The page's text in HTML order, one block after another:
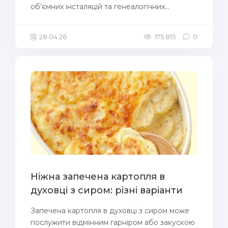
об’ємних інсталяцій та генеалогічних...
28.04.26 175 815 0
Ніжна запечена картопля в
духовці з сиром: різні варіанти
Запечена картопля в духовці з сиром може
послужити відмінним гарніром або закускою